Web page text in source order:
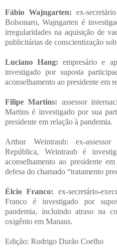
Fábio Wajngarten: ex-
Bolsonaro, Wajngarten é
irregularidades na aquisição de
publicitárias de conscientização
Luciano Hang: empresário e
investigado por suposta
aconselhamento ao presidente em
Filipe Martins: assessor
Martins é investigado por sua
presidente em relação à pandemia.
Arthur Weintraub: ex-
República, Weintraub é
aconselhamento ao presidente
defesa do chamado “tratamento
Élcio Franco: ex-secretário-
Franco é investigado por
pandemia, incluindo atraso na
oxigênio em Manaus.
Edição: Rodrigo Durão Coelho